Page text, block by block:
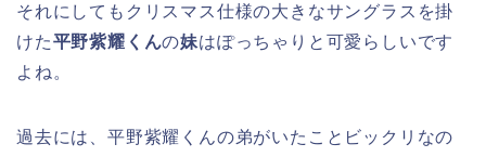
それにしてもクリスマス仕様の大きなサングラスを掛
けた平野紫耀くんの妹はぽっちゃりと可愛らしいです
よね。
過去には、平野紫耀くんの弟がいたことビックリなの